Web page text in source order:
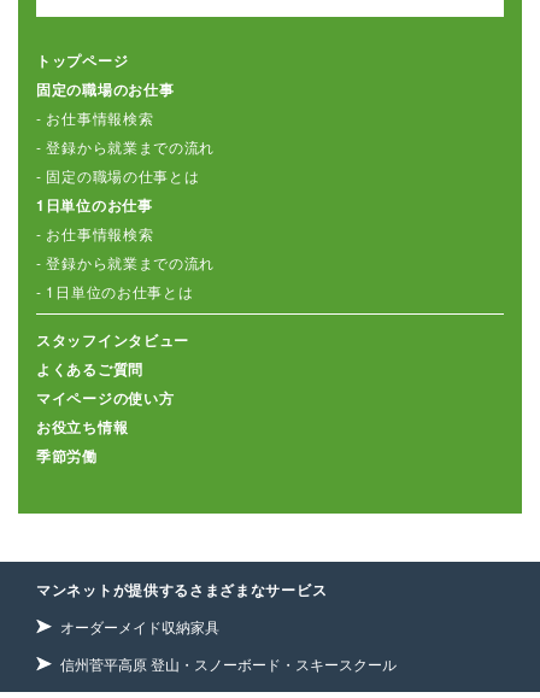
トップページ
固定の職場のお仕事
- お仕事情報検索
- 登録から就業までの流れ
- 固定の職場の仕事とは
1日単位のお仕事
- お仕事情報検索
- 登録から就業までの流れ
- 1日単位のお仕事とは
スタッフインタビュー
よくあるご質問
マイページの使い方
お役立ち情報
季節労働
マンネットが提供するさまざまなサービス
オーダーメイド収納家具
信州菅平高原 登山・スノーボード・スキースクール